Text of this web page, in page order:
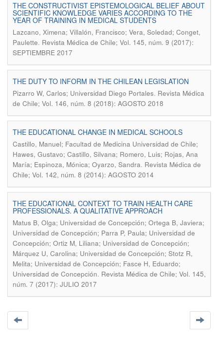
THE CONSTRUCTIVIST EPISTEMOLOGICAL BELIEF ABOUT
SCIENTIFIC KNOWLEDGE VARIES ACCORDING TO THE
YEAR OF TRAINING IN MEDICAL STUDENTS
Lazcano, Ximena; Villalón, Francisco; Vera, Soledad; Conget,
Paulette. Revista Médica de Chile; Vol. 145, núm. 9 (2017):
SEPTIEMBRE 2017
THE DUTY TO INFORM IN THE CHILEAN LEGISLATION
Pizarro W, Carlos; Universidad Diego Portales. Revista Médica
de Chile; Vol. 146, núm. 8 (2018): AGOSTO 2018
THE EDUCATIONAL CHANGE IN MEDICAL SCHOOLS
Castillo, Manuel; Facultad de Medicina Universidad de Chile;
Hawes, Gustavo; Castillo, Silvana; Romero, Luis; Rojas, Ana
María; Espinoza, Mónica; Oyarzo, Sandra. Revista Médica de
Chile; Vol. 142, núm. 8 (2014): AGOSTO 2014
THE EDUCATIONAL CONTEXT TO TRAIN HEALTH CARE
PROFESSIONALS. A QUALITATIVE APPROACH
Matus B, Olga; Universidad de Concepción; Ortega B, Javiera;
Universidad de Concepción; Parra P, Paula; Universidad de
Concepción; Ortiz M, Liliana; Universidad de Concepción;
Márquez U, Carolina; Universidad de Concepción; Stotz R,
Melita; Universidad de Concepción; Fasce H, Eduardo;
Universidad de Concepción. Revista Médica de Chile; Vol. 145,
núm. 7 (2017): JULIO 2017